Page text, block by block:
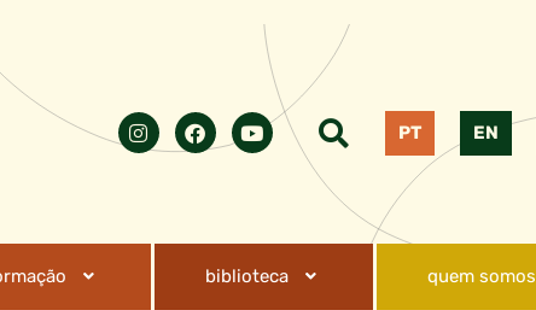
PT EN
biblioteca quem somos